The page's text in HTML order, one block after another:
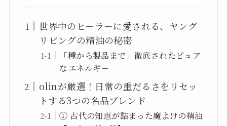
世界中のヒーラーに愛される、ヤング
リビングの精油の秘密
「種から製品まで」徹底されたピュア
なエネルギー
olinが厳選！日常の重だるさをリセッ
トする3つの名品ブレンド
① 古代の知恵が詰まった魔よけの精油